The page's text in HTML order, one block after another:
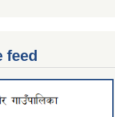
feed